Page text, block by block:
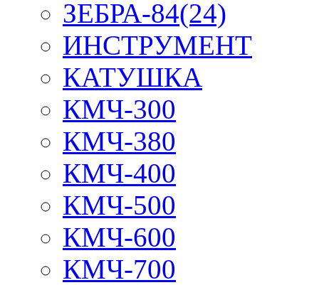
ЗЕБРА-84(24)
ИНСТРУМЕНТ
КАТУШКА
КМЧ-300
КМЧ-380
КМЧ-400
КМЧ-500
КМЧ-600
КМЧ-700